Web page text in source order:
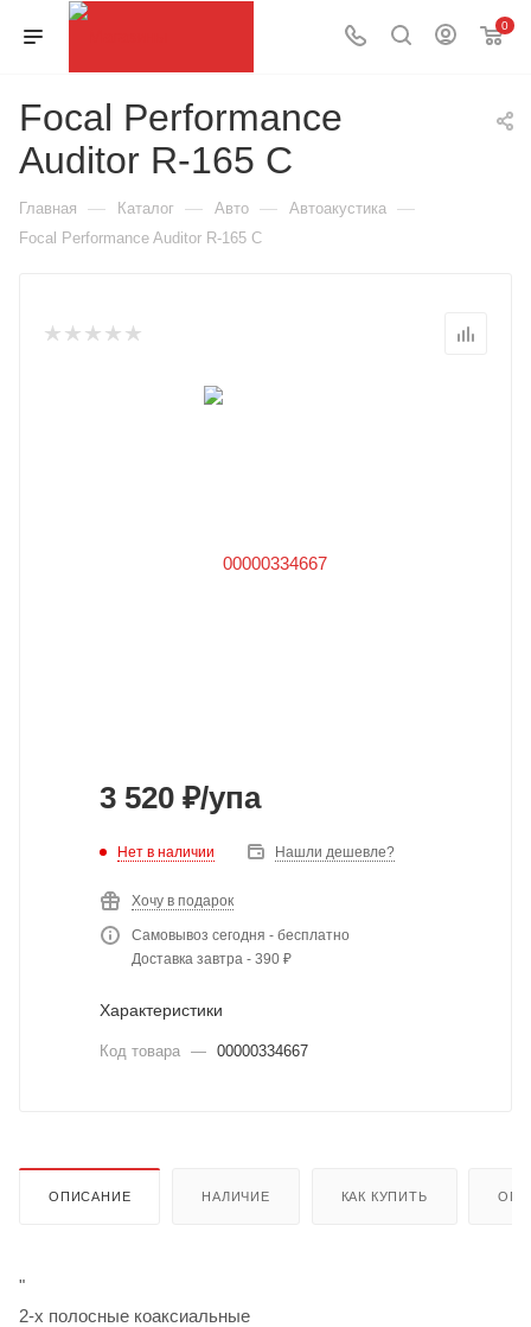
0
Focal Performance
Auditor R-165 C
Главная — Каталог — Авто — Автоакустика —
Focal Performance Auditor R-165 C
3 520 ₽/упа
Нет в наличии Нашли дешевле?
Хочу в подарок
Самовывоз сегодня - бесплатно
Доставка завтра - 390 ₽
Характеристики
Код товара — 00000334667
ОПИСАНИЕ НАЛИЧИЕ КАК КУПИТЬ
"
2-х полосные коаксиальные